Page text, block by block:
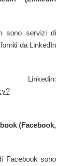
sono servizi di
da LinkedIn
(Facebook,
Facebook sono